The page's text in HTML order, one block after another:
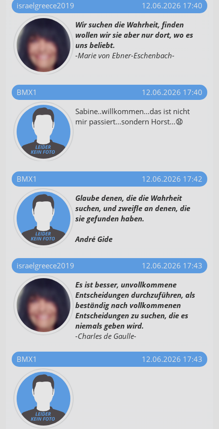
israelgreece2019
12.06.2026 17:40
Wir suchen die Wahrheit, finden
wollen wir sie aber nur dort, wo es
uns beliebt.
-Marie von Ebner-Eschenbach-
BMX1
12.06.2026 17:40
Sabine..willkommen...das ist nicht
mir passiert...sondern Horst...😧
BMX1
12.06.2026 17:42
Glaube denen, die die Wahrheit
suchen, und zweifle an denen, die
sie gefunden haben.
André Gide
israelgreece2019
12.06.2026 17:43
Es ist besser, unvollkommene
Entscheidungen durchzuführen, als
beständig nach vollkommenen
Entscheidungen zu suchen, die es
niemals geben wird.
-Charles de Gaulle-
BMX1 12.06.2026 17:43